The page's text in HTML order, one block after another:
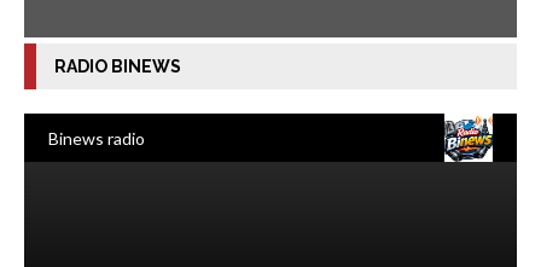
RADIO BINEWS